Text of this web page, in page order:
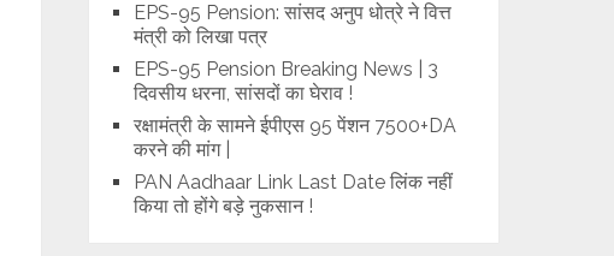
EPS-95 Pension: सांसद अनुप धोत्रे ने वित्त
मंत्री को लिखा पत्र
EPS-95 Pension Breaking News | 3
दिवसीय धरना, सांसदों का घेराव !
रक्षामंत्री के सामने ईपीएस 95 पेंशन 7500+DA
करने की मांग |
PAN Aadhaar Link Last Date लिंक नहीं
किया तो होंगे बड़े नुकसान !